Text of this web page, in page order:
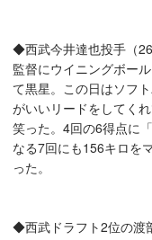
◆西武今井達也投手（
監督にウイニングボー
て黒星。この日はソフ
がいいリードをしてく
笑った。4回の6得点に
なる7回にも156キロを
った。
◆西武ドラフト2位の渡